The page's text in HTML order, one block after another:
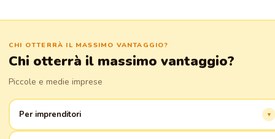
CHI OTTERRÀ IL MASSIMO VANTAGGIO?
Chi otterrà il massimo vantaggio?
Piccole e medie imprese
Per imprenditori